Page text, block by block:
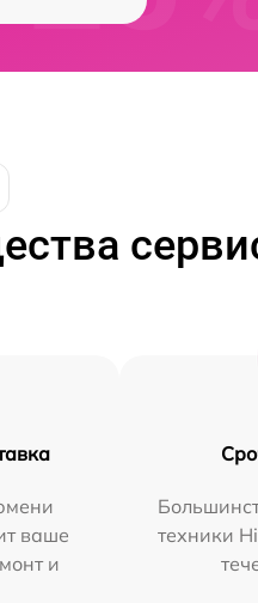
ваше
и
техники